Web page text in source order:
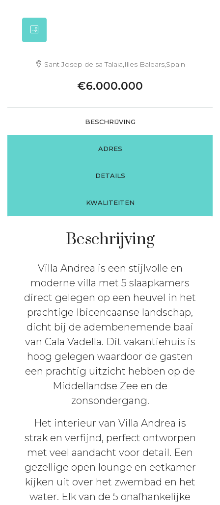
Sant Josep de sa Talaia,Illes Balears,Spain
€6.000.000
BESCHRIJVING
ADRES
DETAILS
KWALITEITEN
Beschrijving
Villa Andrea is een stijlvolle en
moderne villa met 5 slaapkamers
direct gelegen op een heuvel in het
prachtige Ibicencaanse landschap,
dicht bij de adembenemende baai
van Cala Vadella. Dit vakantiehuis is
hoog gelegen waardoor de gasten
een prachtig uitzicht hebben op de
Middellandse Zee en de
zonsondergang.
Het interieur van Villa Andrea is
strak en verfijnd, perfect ontworpen
met veel aandacht voor detail. Een
gezellige open lounge en eetkamer
kijken uit over het zwembad en het
water. Elk van de 5 onafhankelijke